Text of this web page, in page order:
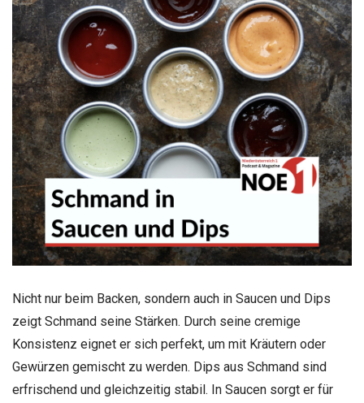
Nicht nur beim Backen, sondern auch in Saucen und Dips
zeigt Schmand seine Stärken. Durch seine cremige
Konsistenz eignet er sich perfekt, um mit Kräutern oder
Gewürzen gemischt zu werden. Dips aus Schmand sind
erfrischend und gleichzeitig stabil. In Saucen sorgt er für